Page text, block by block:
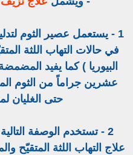
1 - يستعمل عصير الثوم
في حالات التهاب اللثة
البيوريا ) كما يفيد
عشرين جراماً من الثوم
حتى الغليان لمدة 10
2 - تستخدم الوصفة
علاج التهاب اللثة المتقيّح